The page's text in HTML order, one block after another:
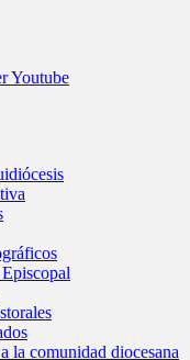
Youtube
la comunidad diocesana